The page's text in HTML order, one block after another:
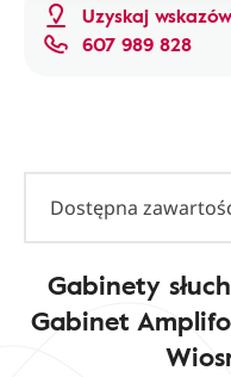
Uzyskaj
607 989 828
Dostępna
Gabinety
Gabinet